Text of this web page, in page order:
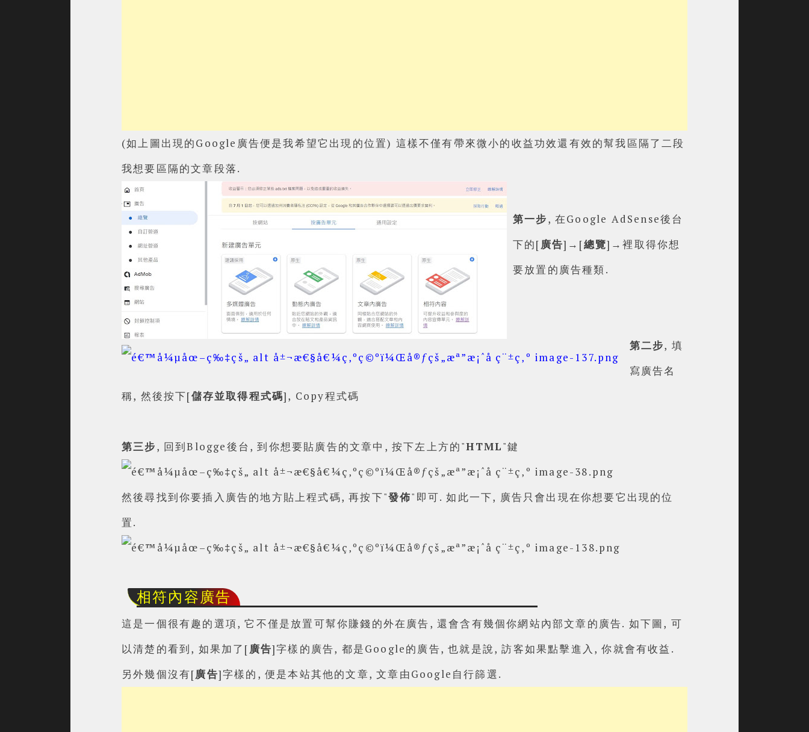
(如上圖出現的Google廣告便是我希望它出現的位置) 這樣不僅有帶來微小的收益功效還有效的幫我區隔了二段
我想要區隔的文章段落.
第一步, 在Google AdSense後台
下的[廣告]→[總覽] →裡取得你想
要放置的廣告種類.
第二步, 填
寫廣告名
稱, 然後按下[儲存並取得程式碼], Copy程式碼
第三步, 回到Blogge後台, 到你想要貼廣告的文章中, 按下左上方的"HTML"鍵
然後尋找到你要插入廣告的地方貼上程式碼, 再按下"發佈"即可. 如此一下, 廣告只會出現在你想要它出現的位
置.
相符內容廣告
這是一個很有趣的選項, 它不僅是放置可幫你賺錢的外在廣告, 還會含有幾個你網站內部文章的廣告. 如下圖, 可
以清楚的看到, 如果加了[廣告]字樣的廣告, 都是Google的廣告, 也就是說, 訪客如果點擊進入, 你就會有收益.
另外幾個沒有[廣告]字樣的, 便是本站其他的文章, 文章由Google自行篩選.